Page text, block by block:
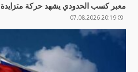
معبر كسب الحدودي يشهد حركة متزايدة خلال